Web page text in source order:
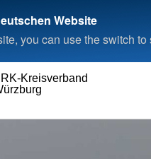
Website
you can use the switch
Kreisverband